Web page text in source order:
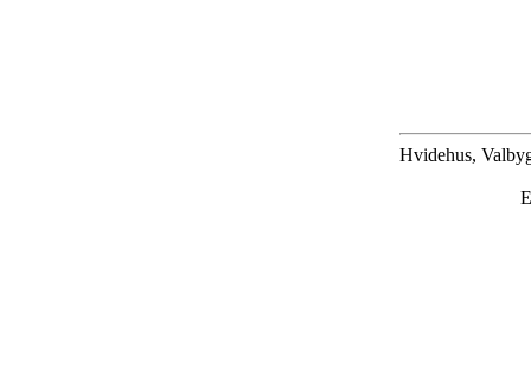
Hvidehus,